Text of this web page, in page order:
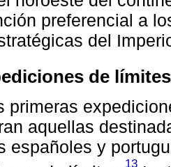
preferencial a
del
de límites
primeras
aquellas
españoles y
13